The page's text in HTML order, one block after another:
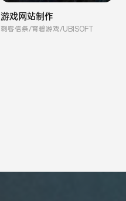
游戏网站制作
刺客信条/育碧游戏/UBISOFT